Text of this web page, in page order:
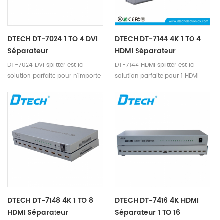
DTECH DT-7024 1 TO 4 DVI
Séparateur
DT-7024 DVI splitter est la
solution parfaite pour n'importe
signal vidéo à 4 écrans en
DTECH DT-7144 4K 1 TO 4
HDMI Séparateur
DT-7144 HDMI splitter est la
solution parfaite pour 1 HDMI
avec 4K.
DTECH DT-7148 4K 1 TO 8
HDMI Séparateur
DTECH DT-7416 4K HDMI
Séparateur 1 TO 16